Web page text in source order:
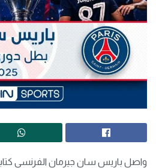
واصل باريس سان جيرمان الفرنسي